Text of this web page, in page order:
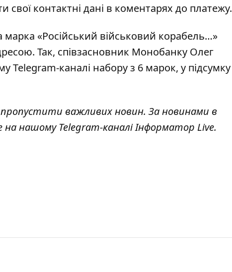
контактні дані в коментарях до платежу.
марка «Російський військовий корабель…»
Так, співзасновник Монобанку Олег
Telegram-каналі набору з 6 марок, у підсумку
важливих новин. За новинами в
на нашому Telegram-каналіІнформатор Live.